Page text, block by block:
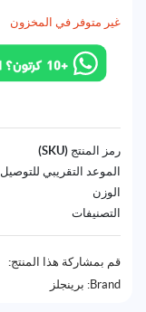
غير متوفر في المخزون
رمز المنتج (SKU)
الموعد التقريبي للتوصيل
الوزن
التصنيفات
قم بمشاركة هذا المنتج:
Brand: برينجلز